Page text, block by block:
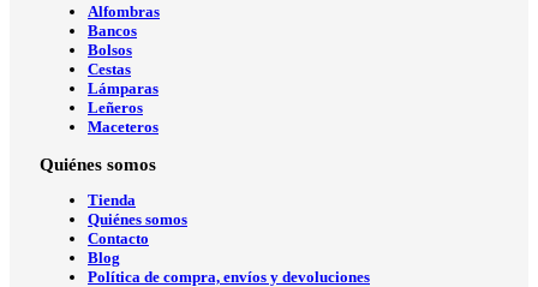
Alfombras
Bancos
Bolsos
Cestas
Lámparas
Leñeros
Maceteros
Quiénes somos
Tienda
Quiénes somos
Contacto
Blog
Política de compra, envíos y devoluciones